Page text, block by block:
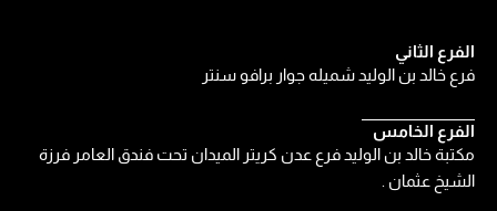
الفرع الثاني
فرع خالد بن الوليد شميله جوار برافو سنتر
الفرع الخامس
مكتبة خالد بن الوليد فرع عدن كريتر الميدان تحت فندق العامر فرزة
الشيخ عثمان .